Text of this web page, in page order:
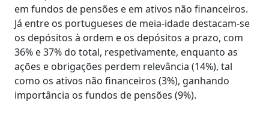
em fundos de pensões e em ativos não financeiros.
Já entre os portugueses de meia-idade destacam-se
os depósitos à ordem e os depósitos a prazo, com
36% e 37% do total, respetivamente, enquanto as
ações e obrigações perdem relevância (14%), tal
como os ativos não financeiros (3%), ganhando
importância os fundos de pensões (9%).